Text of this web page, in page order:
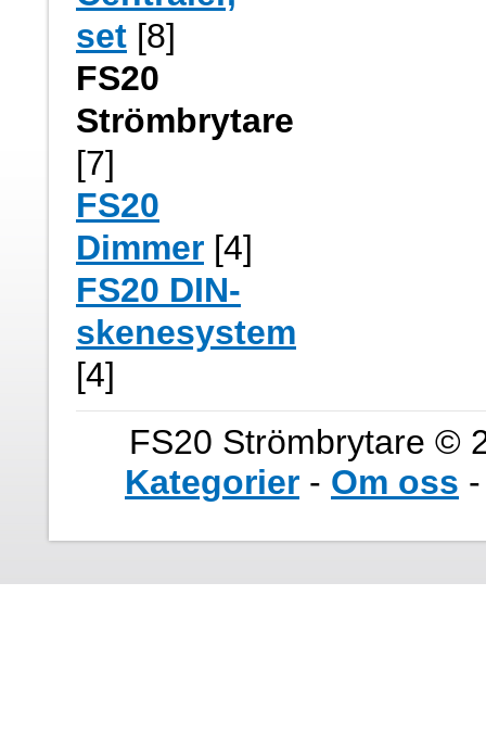
set [8]
FS20
Strömbrytare
[7]
FS20
Dimmer [4]
FS20 DIN-
skenesystem
[4]
FS20 Strömbrytare ©
Kategorier - Om oss